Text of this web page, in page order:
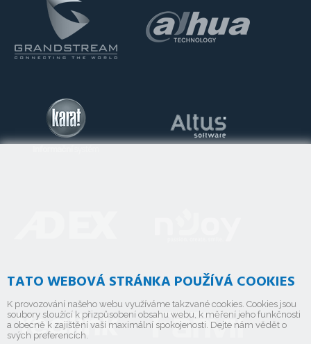
TATO WEBOVÁ STRÁNKA POUŽÍVÁ COOKIES
K provozování našeho webu využíváme takzvané cookies. Cookies jsou
soubory sloužící k přizpůsobení obsahu webu, k měření jeho funkčnosti
a obecně k zajištění vaší maximální spokojenosti. Dejte nám vědět o
svých preferencích.